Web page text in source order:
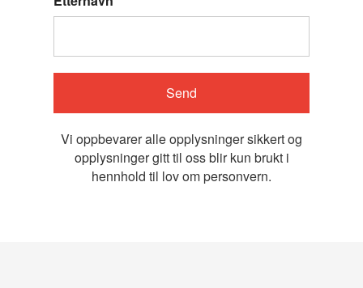
Send
Vi oppbevarer alle opplysninger sikkert og
opplysninger gitt til oss blir kun brukt i
hennhold til lov om personvern.